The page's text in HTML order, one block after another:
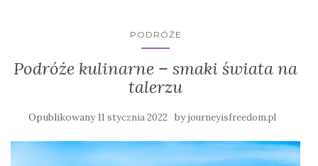
PODRÓŻE
Podróże kulinarne – smaki świata na
talerzu
Opublikowany11 stycznia 2022 byjourneyisfreedom.pl